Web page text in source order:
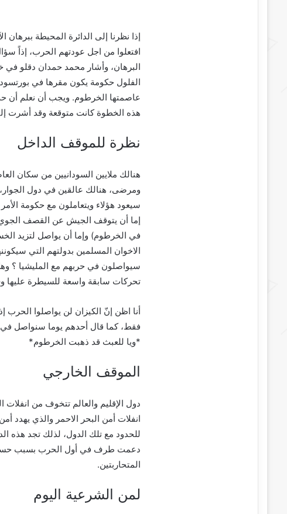
إذا نظرنا إلى الدائرة المحيطة
افتعلوا من اجل عودتهم الحرب، إذاً
البرهان، وأشار محمد حمدان دقلو في
الفلول حكومة يكون مقرها في
عاصمتها الخرطوم. ويجب أن نعلم أن
هذه الخطوة كانت متوقعة وقد أشرت
نظرة للموقف الداخل
هنالك ملايين السودانيين من سكان
ومرضى، هنالك عالقين في دول
سيعود هؤلاء ويتعاملون مع حكومة
إما أن يتوقف الجيش عن القصف
في الخرطوم) وإما أن يواصل لتزيد
الاخوان المسلمين بدولتهم التي
سيواصلون في حربهم مع المليشيا ؟ وهل
تحركات سابقة واسعة للسيطرة
أنا اظن إنّ الكيزان لن يواصلوا
فقط، كما قال أحدهم يوما سنواصل
*ويا للعبث قد ذهبت الخرطوم*
الموقف الخارجي
دول الإقليم والعالم تتخوف من
انفلات أمن البحر الاحمر والذي يهدد
للحدود مع تلك الدول، لذلك تجد هذه
دعمت طرف في أول الحرب بسبب
المتحاربتين.
لمن الشرعية اليوم